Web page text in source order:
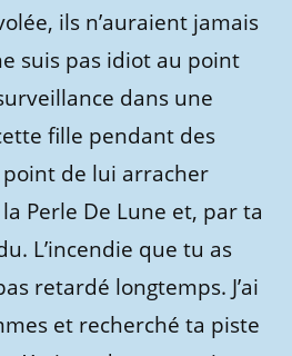
ils n’auraient jamais
suis pas idiot au point
dans une
fille pendant des
point de lui arracher
Perle De Lune et, par ta
L’incendie que tu as
retardé longtemps. J’ai
et recherché ta piste